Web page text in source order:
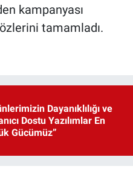
kampanyası
tamamladı.
Dayanıklılığı ve
Dostu Yazılımlar En
Gücümüz”